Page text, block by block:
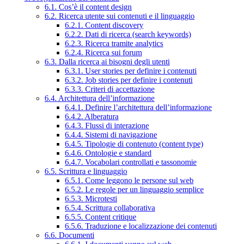
6.1. Cos’è il content design
6.2. Ricerca utente sui contenuti e il linguaggio
6.2.1. Content discovery
6.2.2. Dati di ricerca (search keywords)
6.2.3. Ricerca tramite analytics
6.2.4. Ricerca sui forum
6.3. Dalla ricerca ai bisogni degli utenti
6.3.1. User stories per definire i contenuti
6.3.2. Job stories per definire i contenuti
6.3.3. Criteri di accettazione
6.4. Architettura dell’informazione
6.4.1. Definire l’architettura dell’informazione
6.4.2. Alberatura
6.4.3. Flussi di interazione
6.4.4. Sistemi di navigazione
6.4.5. Tipologie di contenuto (content type)
6.4.6. Ontologie e standard
6.4.7. Vocabolari controllati e tassonomie
6.5. Scrittura e linguaggio
6.5.1. Come leggono le persone sul web
6.5.2. Le regole per un linguaggio semplice
6.5.3. Microtesti
6.5.4. Scrittura collaborativa
6.5.5. Content critique
6.5.6. Traduzione e localizzazione dei contenuti
6.6. Documenti